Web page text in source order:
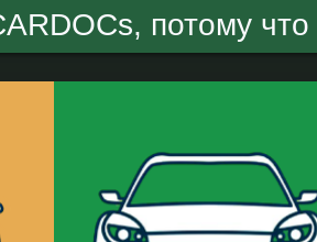
потому что